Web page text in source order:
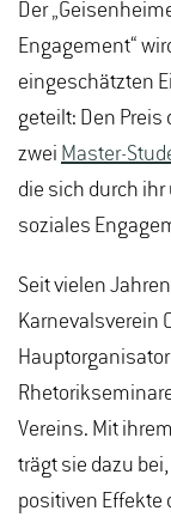
Der
Engagement“
eingeschätzten
geteilt: Den
zwei Master-
die sich durch
soziales
Seit vielen
Karnevalsverein
Vereins. Mit
trägt sie dazu
positiven Effekte